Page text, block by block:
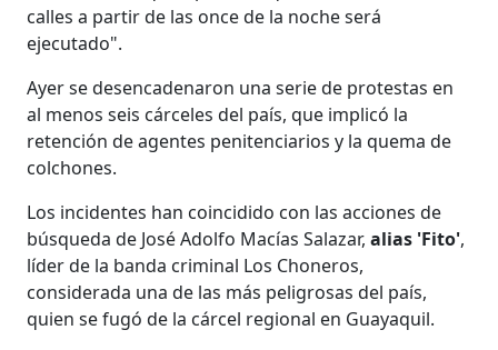
calles a partir de las once de la noche será
ejecutado".
Ayer se desencadenaron una serie de protestas en
al menos seis cárceles del país, que implicó la
retención de agentes penitenciarios y la quema de
colchones.
Los incidentes han coincidido con las acciones de
búsqueda de José Adolfo Macías Salazar, alias 'Fito',
líder de la banda criminal Los Choneros,
considerada una de las más peligrosas del país,
quien se fugó de la cárcel regional en Guayaquil.